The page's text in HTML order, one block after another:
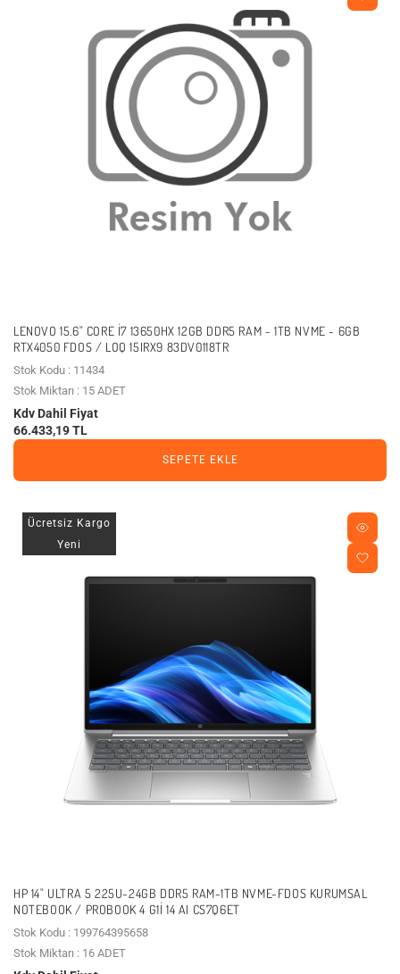
LENOVO 15.6" CORE I7 13650HX 12GB DDR5 RAM - 1TB NVME - 6GB
RTX4050 FDOS / LOQ 15IRX9 83DV0118TR
Stok Kodu : 11434
Stok Miktarı : 15 ADET
Kdv Dahil Fiyat
66.433,19 TL
SEPETE EKLE
Ücretsiz Kargo
Yeni
HP 14" ULTRA 5 225U-24GB DDR5 RAM-1TB NVME-FDOS KURUMSAL
NOTEBOOK / PROBOOK 4 G1I 14 AI CS7Q6ET
Stok Kodu : 199764395658
Stok Miktarı : 16 ADET